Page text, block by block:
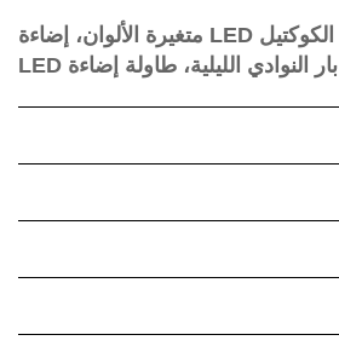
معلومات حول طاولة الكوكتيل LED متغيرة الألوان، إضاءة
بار النوادي الليلية، طاولة إضاءة LED